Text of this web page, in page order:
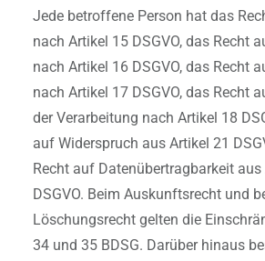
Jede betroffene Person hat das
nach Artikel 15 DSGVO, das Recht
nach Artikel 16 DSGVO, das Recht
nach Artikel 17 DSGVO, das Recht
der Verarbeitung nach Artikel 18
auf Widerspruch aus Artikel 21
Recht auf Datenübertragbarkeit aus
DSGVO. Beim Auskunftsrecht und
Löschungsrecht gelten die
34 und 35 BDSG. Darüber hinaus